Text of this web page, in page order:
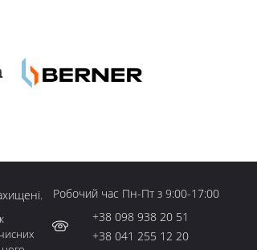
Робочий час Пн-Пт з 9:00-17:00
+38 098 938 20 51
+38 041 255 12 20